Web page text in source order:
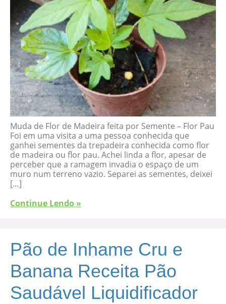
Muda de Flor de Madeira feita por Semente – Flor Pau
Foi em uma visita a uma pessoa conhecida que
ganhei sementes da trepadeira conhecida como flor
de madeira ou flor pau. Achei linda a flor, apesar de
perceber que a ramagem invadia o espaço de um
muro num terreno vazio. Separei as sementes, deixei
[…]
Continue Lendo »
Pão de Inhame Cru e
Banana Receita Pão
Saudável Liquidificador